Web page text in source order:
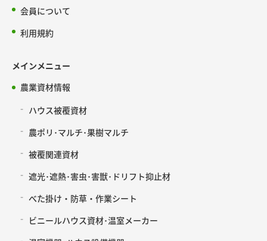
会員について
利用規約
メインメニュー
農業資材情報
ハウス被覆資材
農ポリ･マルチ･果樹マルチ
被覆関連資材
遮光･遮熱･害虫･害獣･ドリフト抑止材
べた掛け・防草・作業シート
ビニールハウス資材･温室メーカー